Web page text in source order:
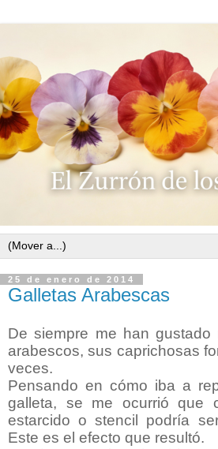
25 de enero de 2014
Galletas Arabescas
De siempre me han gustado
arabescos, sus caprichosas
veces.
Pensando en cómo iba a
galleta, se me ocurrió que
estarcido o stencil podría
Este es el efecto que resultó.